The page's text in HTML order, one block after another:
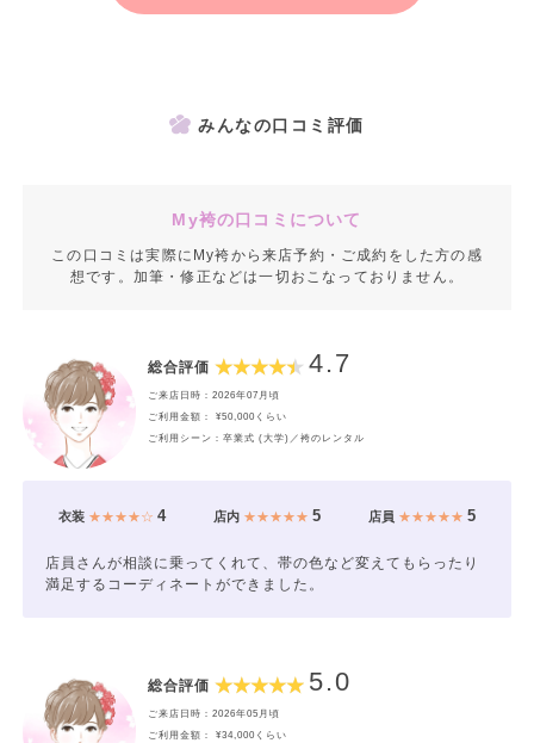
みんなの口コミ評価
My袴の口コミについて
この口コミは実際にMy袴から来店予約・ご成約をした方の感
想です。加筆・修正などは一切おこなっておりません。
総合評価 4.7
ご来店日時：2026年07月頃
ご利用金額： ¥50,000くらい
ご利用シーン：卒業式 (大学)／袴のレンタル
衣装★★★★☆ 4 店内★★★★★ 5 店員 ★★★★★5
店員さんが相談に乗ってくれて、帯の色など変えてもらったり
満足するコーディネートができました。
総合評価 5.0
ご来店日時：2026年05月頃
ご利用金額： ¥34,000くらい